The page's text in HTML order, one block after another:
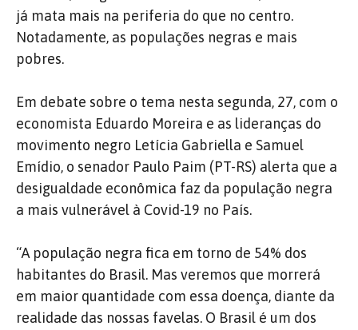
já mata mais na periferia do que no centro.
Notadamente, as populações negras e mais
pobres.
Em debate sobre o tema nesta segunda, 27, com o
economista Eduardo Moreira e as lideranças do
movimento negro Letícia Gabriella e Samuel
Emídio, o senador Paulo Paim (PT-RS) alerta que a
desigualdade econômica faz da população negra
a mais vulnerável à Covid-19 no País.
“A população negra fica em torno de 54% dos
habitantes do Brasil. Mas veremos que morrerá
em maior quantidade com essa doença, diante da
realidade das nossas favelas. O Brasil é um dos